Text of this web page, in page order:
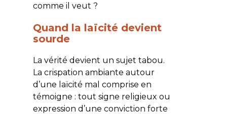
comme il veut ?
Quand la laïcité devient
sourde
La vérité devient un sujet tabou.
La crispation ambiante autour
d’une laïcité mal comprise en
témoigne : tout signe religieux ou
expression d’une conviction forte